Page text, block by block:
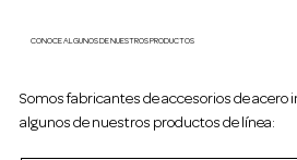
CONOCE ALGUNOS DE NUESTROS PRODUCTOS
Somos fabricantes de accesorios de acero
algunos de nuestros productos de línea: